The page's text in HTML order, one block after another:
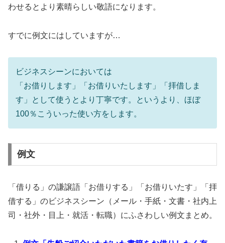
わせるとより素晴らしい敬語になります。
すでに例文にはしていますが…
ビジネスシーンにおいては
「お借りします」「お借りいたします」「拝借しま
す」として使うとより丁寧です。というより、ほぼ
100％こういった使い方をします。
例文
「借りる」の謙譲語「お借りする」「お借りいたす」「拝
借する」のビジネスシーン（メール・手紙・文書・社内上
司・社外・目上・就活・転職）にふさわしい例文まとめ。